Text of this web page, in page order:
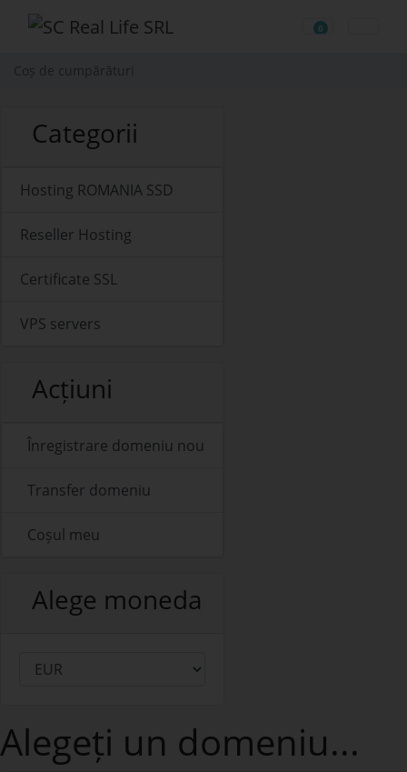
0
Coș de
Coș de cumpărături
Categorii
Hosting ROMANIA SSD
Reseller Hosting
Certificate SSL
VPS servers
Acțiuni
Înregistrare domeniu nou
Transfer domeniu
Coșul meu
Alege moneda
Alegeți un domeniu...